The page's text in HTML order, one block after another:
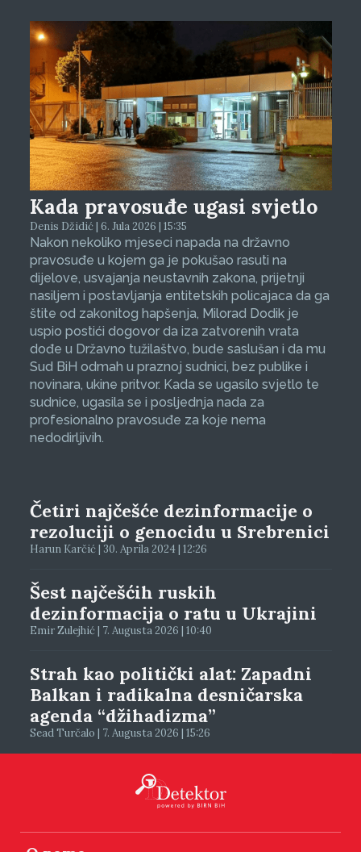
Kada pravosuđe ugasi svjetlo
Denis Džidić | 6. Jula 2026 | 15:35
Nakon nekoliko mjeseci napada na državno
pravosuđe u kojem ga je pokušao rasuti na
dijelove, usvajanja neustavnih zakona, prijetnji
nasiljem i postavljanja entitetskih policajaca da ga
štite od zakonitog hapšenja, Milorad Dodik je
uspio postići dogovor da iza zatvorenih vrata
dođe u Državno tužilaštvo, bude saslušan i da mu
Sud BiH odmah u praznoj sudnici, bez publike i
novinara, ukine pritvor. Kada se ugasilo svjetlo te
sudnice, ugasila se i posljednja nada za
profesionalno pravosuđe za koje nema
nedodirljivih.
Četiri najčešće dezinformacije o
rezoluciji o genocidu u Srebrenici
Harun Karčić | 30. Aprila 2024 | 12:26
Šest najčešćih ruskih
dezinformacija o ratu u Ukrajini
Emir Zulejhić | 7. Augusta 2026 | 10:40
Strah kao politički alat: Zapadni
Balkan i radikalna desničarska
agenda “džihadizma”
Sead Turčalo | 7. Augusta 2026 | 15:26